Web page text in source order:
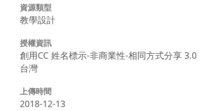
資源類型
教學設計
授權資訊
創用CC 姓名標示-非商業性-相同方式分享 3.0
台灣
上傳時間
2018-12-13